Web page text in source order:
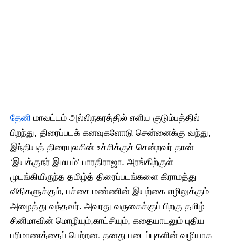
தேனி மாவட்டம் அல்லிநகரத்தில் எளிய குடும்பத்தில்
பிறந்து, திரைப்படக் கனவுகளோடு சென்னைக்கு வந்து,
இந்தியத் திரையுலகின் உச்சிக்குச் சென்றவர் தான்
‘இயக்குநர் இமயம்’ பாரதிராஜா. அரங்கிற்குள்
முடங்கியிருந்த தமிழ்த் திரைப்படங்களை கிராமத்து
வீதிகளுக்கும், பச்சை மண்ணின் இயற்கை எழிலுக்கும்
அழைத்து வந்தவர். அவரது வருகைக்குப் பிறகு தமிழ்
சினிமாவின் மொழியும்,காட்சியும், கதையாடலும் புதிய
பரிமாணத்தைப் பெற்றன. தனது படைப்புகளின் வழியாக